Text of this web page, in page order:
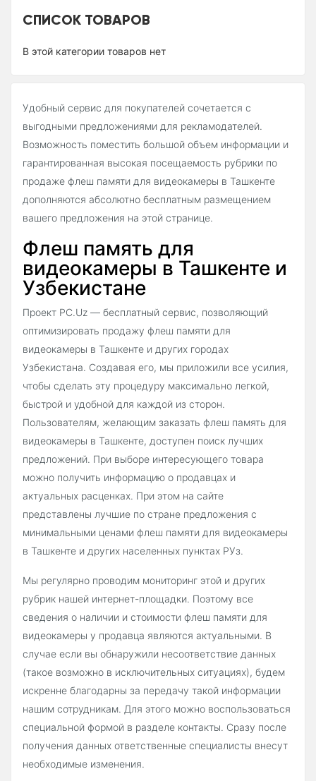
СПИСОК ТОВАРОВ
В этой категории товаров нет
Удобный сервис для покупателей сочетается с
выгодными предложениями для рекламодателей.
Возможность поместить большой объем информации и
гарантированная высокая посещаемость рубрики по
продаже флеш памяти для видеокамеры в Ташкенте
дополняются абсолютно бесплатным размещением
вашего предложения на этой странице.
Флеш память для
видеокамеры в Ташкенте и
Узбекистане
Проект PC.Uz — бесплатный сервис, позволяющий
оптимизировать продажу флеш памяти для
видеокамеры в Ташкенте и других городах
Узбекистана. Создавая его, мы приложили все усилия,
чтобы сделать эту процедуру максимально легкой,
быстрой и удобной для каждой из сторон.
Пользователям, желающим заказать флеш память для
видеокамеры в Ташкенте, доступен поиск лучших
предложений. При выборе интересующего товара
можно получить информацию о продавцах и
актуальных расценках. При этом на сайте
представлены лучшие по стране предложения с
минимальными ценами флеш памяти для видеокамеры
в Ташкенте и других населенных пунктах РУз.
Мы регулярно проводим мониторинг этой и других
рубрик нашей интернет-площадки. Поэтому все
сведения о наличии и стоимости флеш памяти для
видеокамеры у продавца являются актуальными. В
случае если вы обнаружили несоответствие данных
(такое возможно в исключительных ситуациях), будем
искренне благодарны за передачу такой информации
нашим сотрудникам. Для этого можно воспользоваться
специальной формой в разделе контакты. Сразу после
получения данных ответственные специалисты внесут
необходимые изменения.